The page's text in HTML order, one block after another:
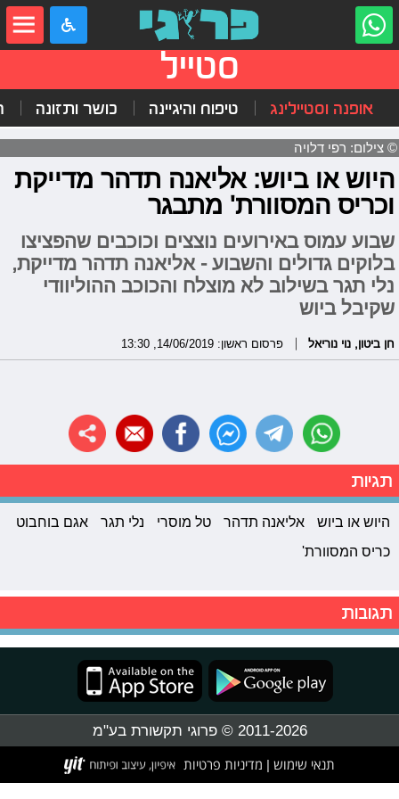
סטייל
אופנה וסטיילינג טיפוח והיגיינה כושר ותזונה
© צילום: רפי דלויה
היוש או ביוש: אליאנה תדהר מדייקת
וכריס המסוורת' מתבגר
שבוע עמוס באירועים נוצצים וכוכבים שהפציצו
בלוקים גדולים והשבוע - אליאנה תדהר מדייקת,
נלי תגר בשילוב לא מוצלח והכוכב ההוליוודי
שקיבל ביוש
חן ביטון, נוי נוריאל פרסום ראשון: 14/06/2019, 13:30
תגיות
היוש או ביוש אליאנה תדהר טל מוסרי נלי תגר
אגם בוחבוט
כריס המסוורת'
תגובות
2011-2026 © פרוגי תקשורת בע"מ
תנאי שימוש מדיניות פרטיות